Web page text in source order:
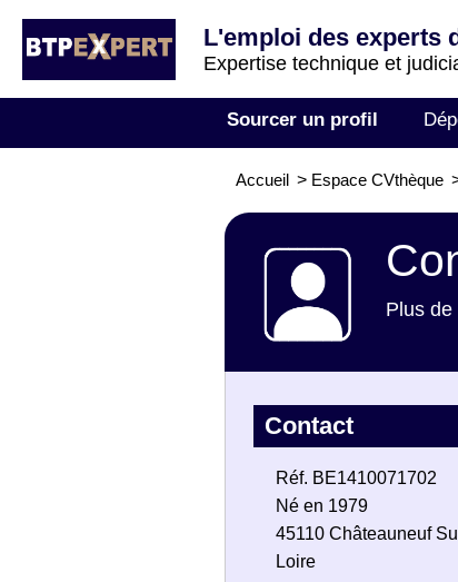
L'emploi des experts
Expertise technique et
Sourcer un profil
Accueil > Espace CVthèque
Plus
Contact
Réf. BE1410071702
Né en 1979
45110 Châteauneuf
Loire